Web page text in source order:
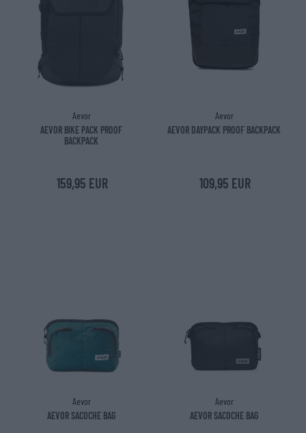
Aevor
AEVOR BIKE PACK PROOF
BACKPACK
159,95 EUR
Aevor
AEVOR DAYPACK PROOF BACKPACK
109,95 EUR
Aevor
AEVOR SACOCHE BAG
Aevor
AEVOR SACOCHE BAG